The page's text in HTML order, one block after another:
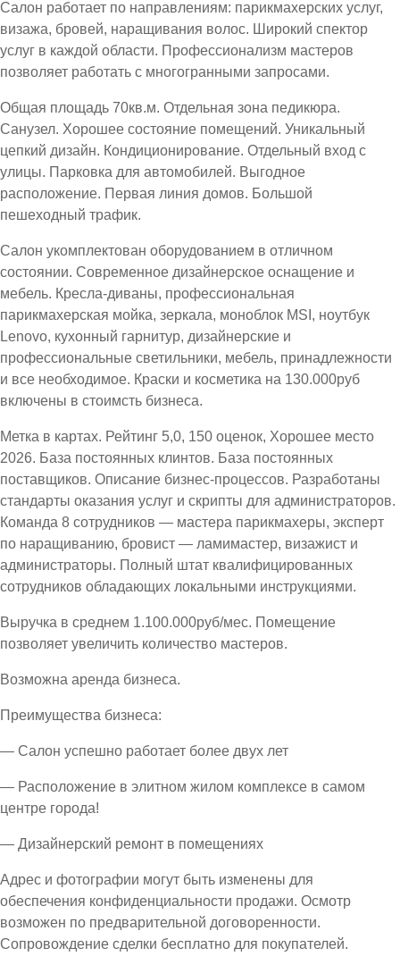
Салон работает по направлениям: парикмахерских услуг,
визажа, бровей, наращивания волос. Широкий спектор
услуг в каждой области. Профессионализм мастеров
позволяет работать с многогранными запросами.
Общая площадь 70кв.м. Отдельная зона педикюра.
Санузел. Хорошее состояние помещений. Уникальный
цепкий дизайн. Кондиционирование. Отдельный вход с
улицы. Парковка для автомобилей. Выгодное
расположение. Первая линия домов. Большой
пешеходный трафик.
Салон укомплектован оборудованием в отличном
состоянии. Современное дизайнерское оснащение и
мебель. Кресла-диваны, профессиональная
парикмахерская мойка, зеркала, моноблок MSI, ноутбук
Lenovo, кухонный гарнитур, дизайнерские и
профессиональные светильники, мебель, принадлежности
и все необходимое. Краски и косметика на 130.000руб
включены в стоимсть бизнеса.
Метка в картах. Рейтинг 5,0, 150 оценок, Хорошее место
2026. База постоянных клинтов. База постоянных
поставщиков. Описание бизнес-процессов. Разработаны
стандарты оказания услуг и скрипты для администраторов.
Команда 8 сотрудников — мастера парикмахеры, эксперт
по наращиванию, бровист — ламимастер, визажист и
администраторы. Полный штат квалифицированных
сотрудников обладающих локальными инструкциями.
Выручка в среднем 1.100.000руб/мес. Помещение
позволяет увеличить количество мастеров.
Возможна аренда бизнеса.
Преимущества бизнеса:
— Салон успешно работает более двух лет
— Расположение в элитном жилом комплексе в самом
центре города!
— Дизайнерский ремонт в помещениях
Адрес и фотографии могут быть изменены для
обеспечения конфиденциальности продажи. Осмотр
возможен по предварительной договоренности.
Сопровождение сделки бесплатно для покупателей.